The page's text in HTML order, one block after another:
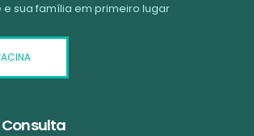
e sua família em primeiro lugar